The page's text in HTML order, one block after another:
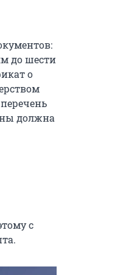
до шести
о
должна
с